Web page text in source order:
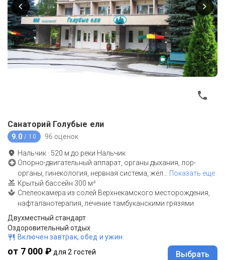
Санаторий Голубые ели
9.0 / 10 96 оценок
Нальчик · 520 м до реки Нальчик
Опорно-двигательный аппарат, органы дыхания, лор-
органы, гинекология, нервная система, жел… Показать еще
Крытый бассейн 300 м²
Спелеокамера из солей Верхнекамского месторождения,
нафталанотерапия, лечение тамбуканскими грязями
Двухместный стандарт
Оздоровительный отдых
Включен завтрак, обед и ужин
от 7 000 ₽ для 2 гостей Выбрать